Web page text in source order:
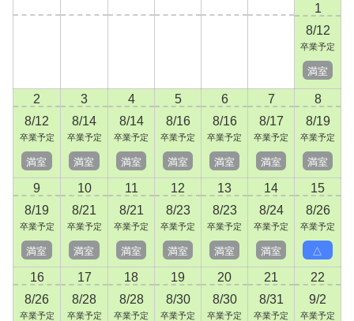
1
8/12
卒業予定
満室
2
8/12
卒業予定
満室
3
8/14
卒業予定
満室
4
8/14
卒業予定
満室
5
8/16
卒業予定
満室
6
8/16
卒業予定
満室
7
8/17
卒業予定
満室
8
8/19
卒業予定
満室
9
8/19
卒業予定
満室
10
8/21
卒業予定
満室
11
8/21
卒業予定
満室
12
8/23
卒業予定
満室
13
8/23
卒業予定
満室
14
8/24
卒業予定
満室
15
8/26
卒業予定
△
16
8/26
卒業予定
17
8/28
卒業予定
18
8/28
卒業予定
19
8/30
卒業予定
20
8/30
卒業予定
21
8/31
卒業予定
22
9/2
卒業予定